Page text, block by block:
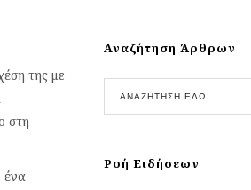
της με
στη
ένα
Αναζήτηση Άρθρων
Ροή Ειδήσεων